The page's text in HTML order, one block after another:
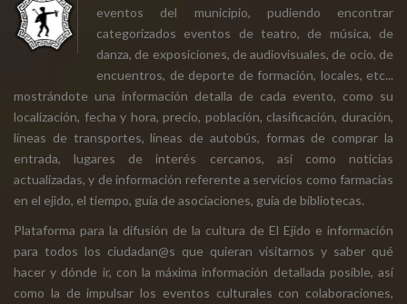
eventos del municipio, pudiendo encontrar
categorizados eventos de teatro, de música, de
danza, de exposiciones, de audiovisuales, de ocio, de
encuentros, de deporte de formación, locales, etc...
mostrándote una información detalla de cada evento, como su
localización, fecha y hora, precio, población, clasificación, duración,
líneas de transportes, líneas de autobús, formas de comprar la
entrada, lugares de interés cercanos, así como noticias
actualizadas, y de información referente a servicios como farmacias
en el ejido, el tiempo, guía de asociaciones, guía de bibliotecas.
Plataforma para la difusión de la cultura de El Ejido e información
para todos los ciudadan@s que quieran visitarnos y saber qué
hacer y dónde ir, con la máxima información detallada posible, así
como la de impulsar los eventos culturales con colaboraciones,